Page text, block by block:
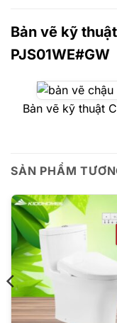
Bản vẽ kỹ
PJS01WE#GW
Bản vẽ kỹ thuật
SẢN PHẨM